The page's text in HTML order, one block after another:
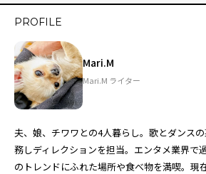
PROFILE
Mari.M
Mari.M ライター
夫、娘、チワワとの4人暮らし。歌とダンス
務しディレクションを担当。エンタメ業界で
のトレンドにふれた場所や食べ物を満喫。現